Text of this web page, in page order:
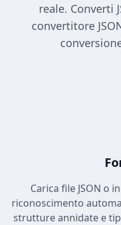
reale. Converti
convertitore
Carica file JSON o
riconoscimento
strutture annidate e